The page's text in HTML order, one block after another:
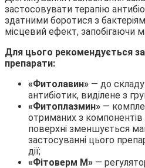
застосовувати терапію
здатними боротися з
місцевий ефект, запобігаючи
Для цього рекомендується
препарати:
«Фитолавин» — до
антибіотик, виділене з
«Фитоплазмин» —
отриманих з
поверхні зменшується
застосуванні цього
дії;
«Фітоверм М» —